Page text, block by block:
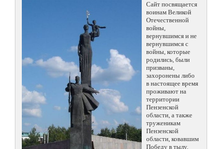
Сайт посвящается
воинам Великой
Отечественной
войны,
вернувшимся и не
вернувшимся с
войны, которые
родились, были
призваны,
захоронены либо
в настоящее время
проживают на
территории
Пензенской
области, а также
труженикам
Пензенской
области, ковавшим
Победу в тылу.